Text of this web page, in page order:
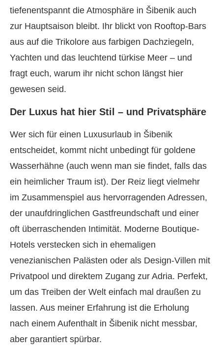
tiefenentspannt die Atmosphäre in Šibenik auch
zur Hauptsaison bleibt. Ihr blickt von Rooftop-Bars
aus auf die Trikolore aus farbigen Dachziegeln,
Yachten und das leuchtend türkise Meer – und
fragt euch, warum ihr nicht schon längst hier
gewesen seid.
Der Luxus hat hier Stil – und Privatsphäre
Wer sich für einen Luxusurlaub in Šibenik
entscheidet, kommt nicht unbedingt für goldene
Wasserhähne (auch wenn man sie findet, falls das
ein heimlicher Traum ist). Der Reiz liegt vielmehr
im Zusammenspiel aus hervorragenden Adressen,
der unaufdringlichen Gastfreundschaft und einer
oft überraschenden Intimität. Moderne Boutique-
Hotels verstecken sich in ehemaligen
venezianischen Palästen oder als Design-Villen mit
Privatpool und direktem Zugang zur Adria. Perfekt,
um das Treiben der Welt einfach mal draußen zu
lassen. Aus meiner Erfahrung ist die Erholung
nach einem Aufenthalt in Šibenik nicht messbar,
aber garantiert spürbar.